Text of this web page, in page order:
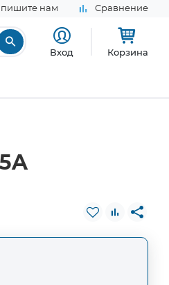
нам Сравнение
Вход Корзина